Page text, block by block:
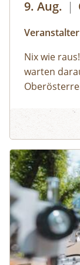
9. Aug. |
Nix wie
warten
Alpakas
und noch
findest du
Termin
oder
zu
Naturerlebnis